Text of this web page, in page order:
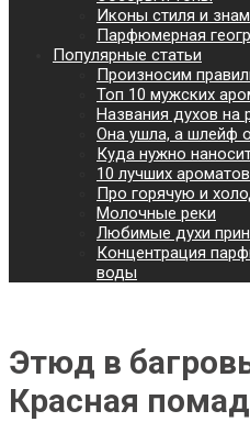
Иконы стиля и
Парфюмерная
Популярные статьи
Произносим
Топ 10 мужских
Названия духов на
Она ушла, а шлейф
Куда нужно
10 лучших
Про горячую и
Молочные реки
Любимые духи
Концентрация
воды
Этюд в
Красная